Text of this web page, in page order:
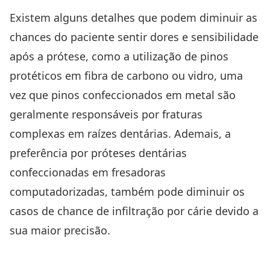
Existem alguns detalhes que podem diminuir as
chances do paciente sentir dores e sensibilidade
após a prótese, como a utilização de pinos
protéticos em fibra de carbono ou vidro, uma
vez que pinos confeccionados em metal são
geralmente responsáveis por fraturas
complexas em raízes dentárias. Ademais, a
preferência por próteses dentárias
confeccionadas em fresadoras
computadorizadas, também pode diminuir os
casos de chance de infiltração por cárie devido a
sua maior precisão.